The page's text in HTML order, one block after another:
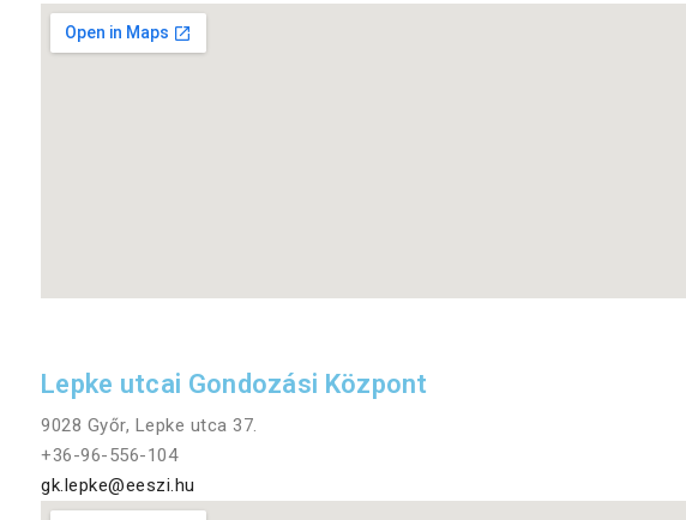
Lepke utcai Gondozási Központ
9028 Győr, Lepke utca 37.
+36-96-556-104
gk.lepke@eeszi.hu